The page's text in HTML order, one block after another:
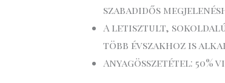
szabadidős
A letisztult,
több évszakhoz is
Anyagösszetétel: 50%